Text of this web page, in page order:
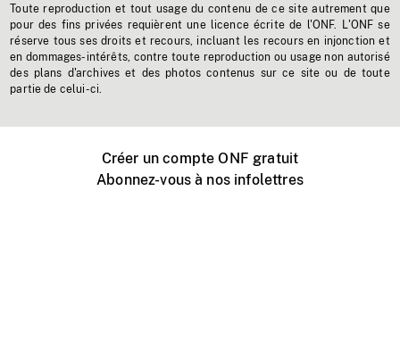
Toute reproduction et tout usage du contenu de ce site autrement que
pour des fins privées requièrent une licence écrite de l'ONF. L'ONF se
réserve tous ses droits et recours, incluant les recours en injonction et
en dommages-intérêts, contre toute reproduction ou usage non autorisé
des plans d'archives et des photos contenus sur ce site ou de toute
partie de celui-ci.
Créer un compte ONF gratuit
Abonnez-vous à nos infolettres